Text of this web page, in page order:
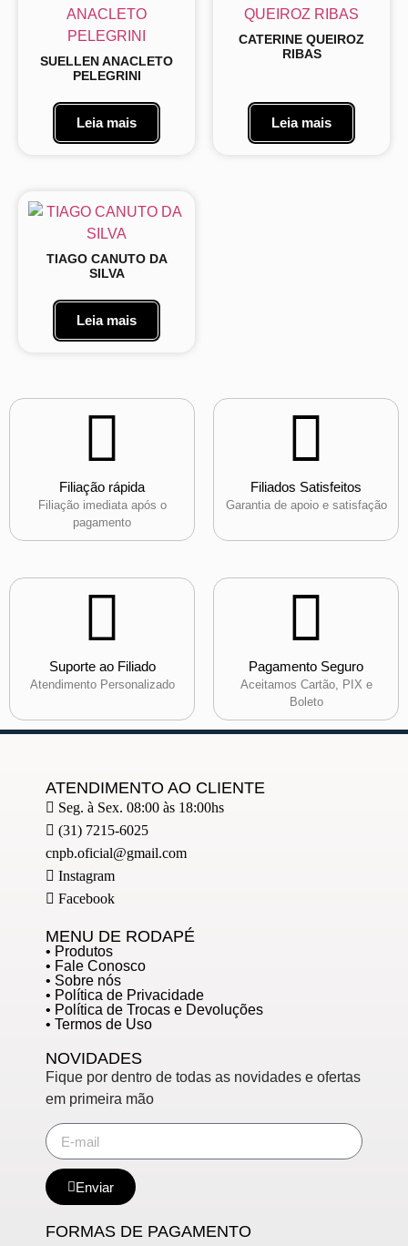
SUELLEN ANACLETO
PELEGRINI
Leia mais
CATERINE QUEIROZ
RIBAS
Leia mais
TIAGO CANUTO DA
SILVA
Leia mais
Filiação rápida
Filiação imediata após o
pagamento
Filiados Satisfeitos
Garantia de apoio e satisfação
Suporte ao Filiado
Atendimento Personalizado
Pagamento Seguro
Aceitamos Cartão, PIX e
Boleto
ATENDIMENTO AO CLIENTE
Seg. à Sex. 08:00 às 18:00hs
(31) 7215-6025
cnpb.oficial@gmail.com
Instagram
Facebook
MENU DE RODAPÉ
• Produtos
• Fale Conosco
• Sobre nós
• Política de Privacidade
• Política de Trocas e Devoluções
• Termos de Uso
NOVIDADES
Fique por dentro de todas as novidades e ofertas
em primeira mão
Enviar
FORMAS DE PAGAMENTO